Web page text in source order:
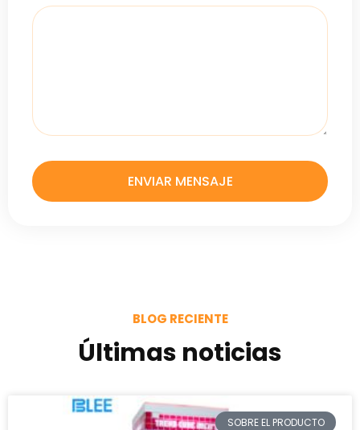
ENVIAR MENSAJE
BLOG RECIENTE
Últimas noticias
SOBRE EL PRODUCTO